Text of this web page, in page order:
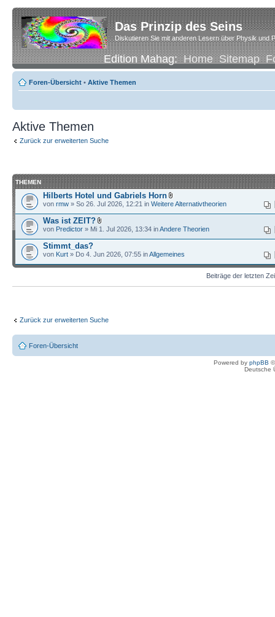
Das Prinzip des Seins
Diskutieren Sie mit anderen Lesern über Physik und
Edition Mahag:Home Sitemap
Foren-Übersicht • Aktive Themen
Aktive Themen
Zurück zur erweiterten Suche
THEMEN
Hilberts Hotel und Gabriels Horn
von rmw » So 26. Jul 2026, 12:21 in Weitere Alternativtheorien
Was ist ZEIT?
von Predictor » Mi 1. Jul 2026, 13:34 inAndere Theorien
Stimmt_das?
von Kurt » Do 4. Jun 2026, 07:55 inAllgemeines
Beiträge der letzten
Zurück zur erweiterten Suche
Foren-Übersicht
Powered by phpBB
Deutsche